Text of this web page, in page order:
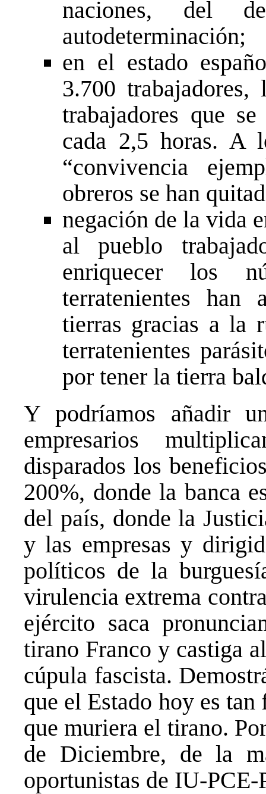
naciones, del
autodeterminación;
en el estado
3.700
trabajadores que
cada 2,5 horas. A
“convivencia
obreros se han
negación de la vida
al pueblo
enriquecer los
terratenientes han
tierras gracias a la
terratenientes
por tener la tierra
Y podríamos añadir
empresarios
disparados los
200%, donde la banca
del país, donde la
y las empresas y
políticos de la
virulencia extrema
ejército saca
tirano Franco y castiga
cúpula fascista.
que el Estado hoy es
que muriera el tirano.
de Diciembre, de la
oportunistas de IU-